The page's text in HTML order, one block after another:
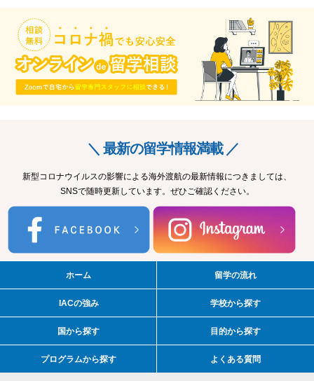
＼ 最新の留学情報満載 ／
新型コロナウイルスの影響による海外渡航の最新情報につきましては、
SNSで随時更新しています。ぜひご確認ください。
ホーム 留学の流れ
IACの強み 学校から探す
国から探す 目的から探す
プログラムから探す よくある質問